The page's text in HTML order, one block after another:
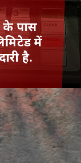
पास
में
है.